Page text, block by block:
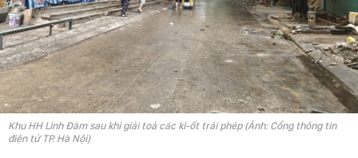
Khu HH Linh Đàm sau khi giải toả các ki-ốt trái phép (Ảnh: Cổng thông tin
điện tử TP. Hà Nội)